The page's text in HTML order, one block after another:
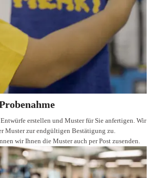
erstellen und Muster für Sie anfertigen. Wir
Muster zur endgültigen Bestätigung zu.
wir Ihnen die Muster auch per Post zusenden.